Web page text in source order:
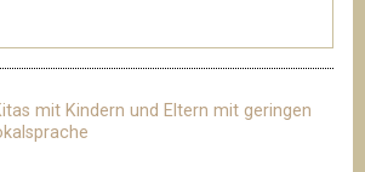
mit Kindern und Eltern mit geringen